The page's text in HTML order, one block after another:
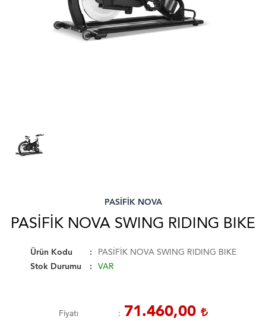
PASİFİK NOVA
PASİFİK NOVA SWING RIDING BIKE
Ürün Kodu
PASİFİK NOVA SWING RIDING BIKE
Stok Durumu
VAR
Fiyatı 71.460,00